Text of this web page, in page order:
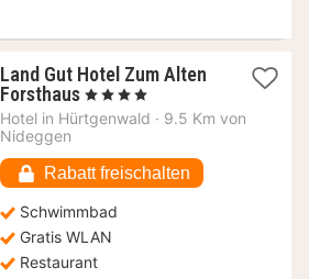
Land Gut Hotel Zum Alten
Forsthaus 1
Nacht
ab
€
, 4 Sterne
Hotel in Hürtgenwald · 9.5 Km von
Nideggen
Rabatt freischalten
Schwimmbad
Gratis WLAN
Restaurant